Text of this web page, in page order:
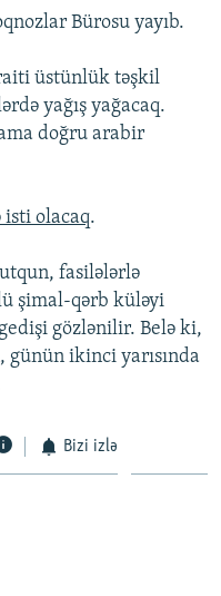
Bürosu yayıb.
üstünlük təşkil
yağış yağacaq.
doğru arabir
isti olacaq.
fasilələrlə
şimal-qərb küləyi
gözlənilir. Belə ki,
günün ikinci yarısında
Bizi izlə